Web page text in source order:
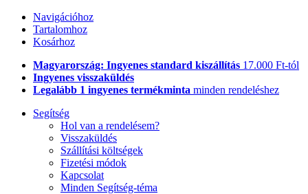
Navigációhoz
Tartalomhoz
Kosárhoz
Magyarország: Ingyenes standard kiszállítás 17.000 Ft-tól
Ingyenes visszaküldés
Legalább 1 ingyenes termékminta minden rendeléshez
Segítség
Hol van a rendelésem?
Visszaküldés
Szállítási költségek
Fizetési módok
Kapcsolat
Minden Segítség-téma